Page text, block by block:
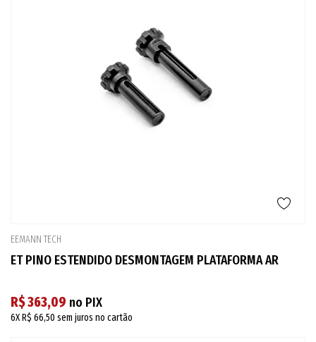
EEMANN TECH
ET PINO ESTENDIDO DESMONTAGEM PLATAFORMA AR
R$ 363,09 no PIX
6XR$ 66,50 sem juros no cartão